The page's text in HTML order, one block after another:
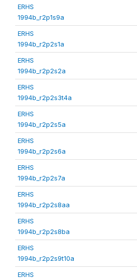
ERHS
1994b_r2p1s9a
ERHS
1994b_r2p2s1a
ERHS
1994b_r2p2s2a
ERHS
1994b_r2p2s3t4a
ERHS
1994b_r2p2s5a
ERHS
1994b_r2p2s6a
ERHS
1994b_r2p2s7a
ERHS
1994b_r2p2s8aa
ERHS
1994b_r2p2s8ba
ERHS
1994b_r2p2s9t10a
ERHS